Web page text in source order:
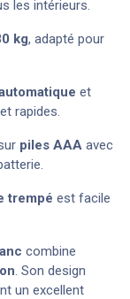
les intérieurs.
kg, adapté pour
et
rapides.
piles AAA avec
trempé est facile
combine
. Son design
un excellent